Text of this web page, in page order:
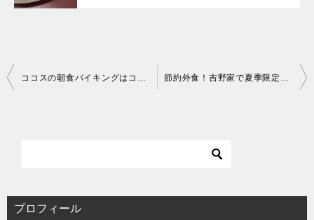
投
稿
ン
ココスの朝食バイキングはコスパが高い！モーニングの時間と料金は？ 節約外食！吉野家で夏季限定【牛皿麦とろ御膳】麦ご飯もおかわり自由！
プロフィール